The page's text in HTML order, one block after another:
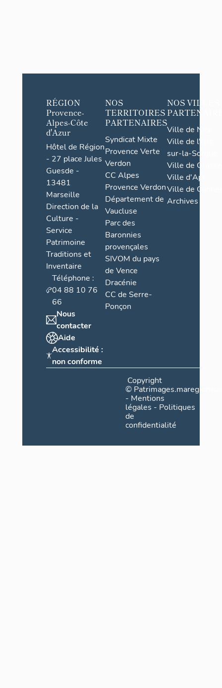
RÉGION
Provence-
Alpes-Côte
d'Azur
Hôtel de Région
- 27 place Jules
Guesde -
13481
Marseille
Direction de la
Culture -
Service
Patrimoine
Traditions et
Inventaire
Téléphone :
04 88 10 76
66
Nous
contacter
Aide
Accessibilité :
non conforme
NOS
TERRITOIRES
PARTENAIRES
Syndicat Mixte
Provence Verte
Verdon
CC Alpes
Provence Verdon
Département de
Vaucluse
Parc des
Baronnies
provençales
SIVOM du pays
de Vence
Dracénie
CC de Serre-
Ponçon
NOS VILLES
Ville de Nice
Ville de l'Isle-
sur-la-Sorgue
Ville de Grasse
Ville d'Apt
Ville de
Archives
Copyright
©
- Mentions
légales - Politiques
de
confidentialité